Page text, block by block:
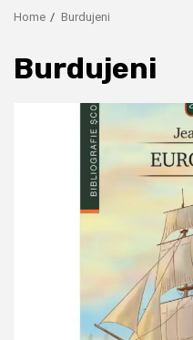
Home Burdujeni
Burdujeni